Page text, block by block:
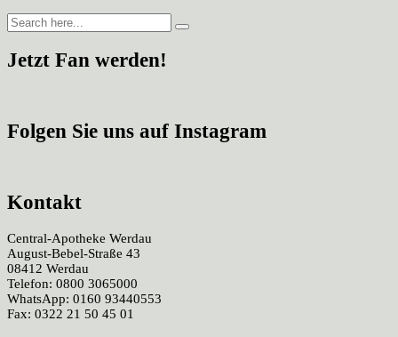
Jetzt Fan werden!
Folgen Sie uns auf Instagram
Kontakt
Central-Apotheke Werdau
August-Bebel-Straße 43
08412 Werdau
Telefon: 0800 3065000
WhatsApp: 0160 93440553
Fax: 0322 21 50 45 01